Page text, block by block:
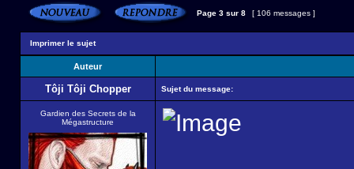
Page 3 sur 8 [ 106 messages ]
Imprimer le sujet
Auteur
Tôji Tôji Chopper Sujet du message:
Gardien des Secrets de la
Mégastructure